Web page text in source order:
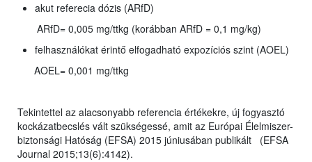
akut referecia dózis (ARfD)
ARfD= 0,005 mg/ttkg (korábban ARfD = 0,1 mg/kg)
felhasználókat érintő elfogadható expozíciós szint (AOEL)
AOEL= 0,001 mg/ttkg
Tekintettel az alacsonyabb referencia értékekre, új fogyasztó
kockázatbecslés vált szükségessé, amit az Európai Élelmiszer-
biztonsági Hatóság (EFSA) 2015 júniusában publikált (EFSA
Journal 2015;13(6):4142).